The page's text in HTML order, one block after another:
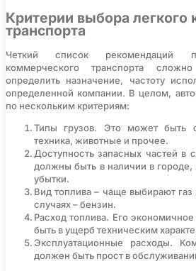
Критерии выбора легкого
транспорта
Четкий список рекомендаций
коммерческого транспорта
определить назначение, частоту
определенной компании. В целом,
по нескольким критериям:
Типы грузов. Это может быть
техника, животные и прочее.
Доступность запасных частей в
должны быть в наличии в городе,
убытки.
Вид топлива – чаще выбирают
случаях – бензин.
Расход топлива. Его
быть в ущерб техническим
Эксплуатационные расходы.
должен быть прост в